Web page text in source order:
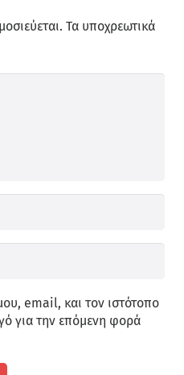
Τα υποχρεωτικά
email, και τον ιστότοπο
για την επόμενη φορά